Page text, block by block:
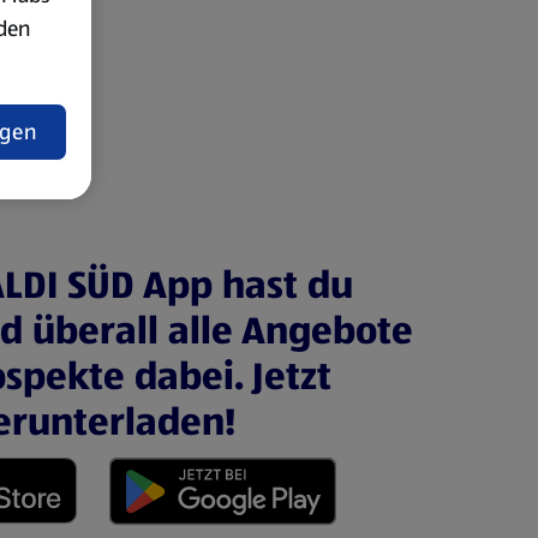
SÜD App hast du
überall alle Angebote
dabei. Jetzt